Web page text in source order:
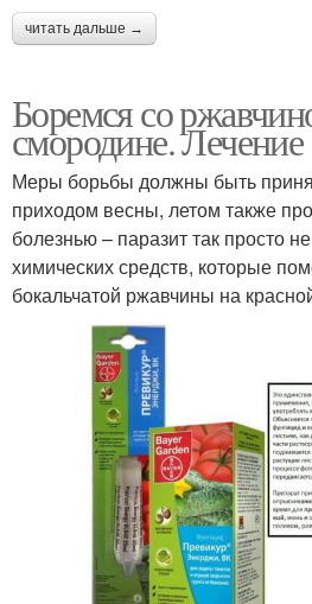
читать дальше →
Боремся со
смородине. Лечение
Меры борьбы должны быть
приходом весны, летом также
болезнью – паразит так просто
химических средств, которые
бокальчатой ржавчины на